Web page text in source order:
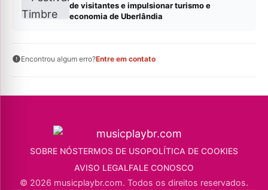
de visitantes e impulsionar turismo e
economia de Uberlândia
Encontrou algum erro?Entre em contato
SOBRE NÓSTERMOS DE USOPOLÍTICA DE COOKIES
AVISO LEGALFALE CONOSCO
© 2026 musicplaybr.com. Todos os direitos reservados.